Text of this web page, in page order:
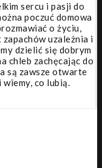
sercu i pasji do
poczuć domowa
o życiu,
uzależnia i
dzielić się dobrym
chleb zachęcając do
są zawsze otwarte
co lubią.